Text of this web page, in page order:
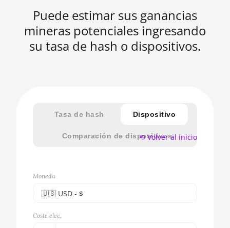
Puede estimar sus ganancias
mineras potenciales ingresando
su tasa de hash o dispositivos.
Tasa de hash Dispositivo
Comparación de dispositivos
Moneda
🇺🇸ㅤ USD - $
🇪🇺ㅤ EUR - €
Coste elec.
⟲ Volver al inicio